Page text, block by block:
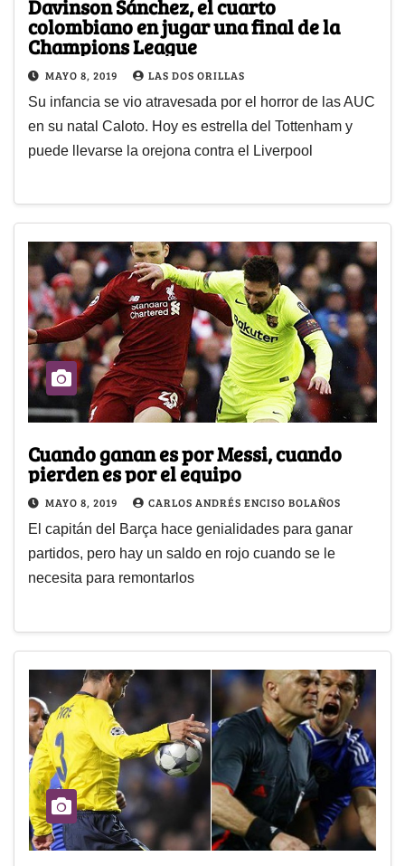
Davinson Sánchez, el cuarto
colombiano en jugar una final de la
Champions League
MAYO 8, 2019 LAS DOS ORILLAS
Su infancia se vio atravesada por el horror de las AUC
en su natal Caloto. Hoy es estrella del Tottenham y
puede llevarse la orejona contra el Liverpool
Cuando ganan es por Messi, cuando
pierden es por el equipo
MAYO 8, 2019 CARLOS ANDRÉS ENCISO BOLAÑOS
El capitán del Barça hace genialidades para ganar
partidos, pero hay un saldo en rojo cuando se le
necesita para remontarlos